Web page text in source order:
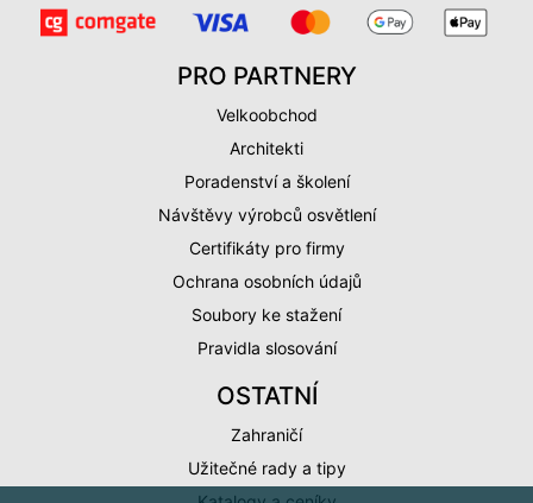
PRO PARTNERY
Velkoobchod
Architekti
Poradenství a školení
Návštěvy výrobců osvětlení
Certifikáty pro firmy
Ochrana osobních údajů
Soubory ke stažení
Pravidla slosování
OSTATNÍ
Zahraničí
Užitečné rady a tipy